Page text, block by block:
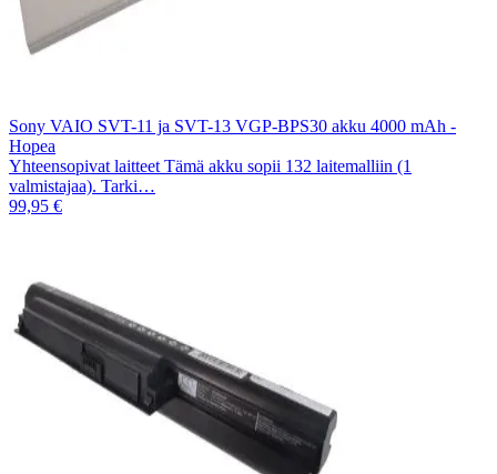
Sony VAIO SVT-11 ja SVT-13 VGP-BPS30 akku 4000 mAh -
Hopea
Yhteensopivat laitteet Tämä akku sopii 132 laitemalliin (1
valmistajaa). Tarki…
99,95 €